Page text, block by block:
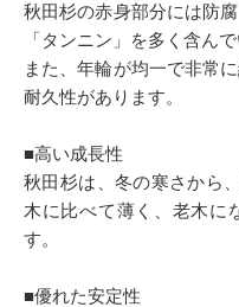
Q＆A
お気に入り
秋田杉の赤身部分には防
「タンニン」を多く含んで
また、年輪が均一で非常
耐久性があります。
■高い成長性
秋田杉は、冬の寒さから
木に比べて薄く、老木に
す。
■優れた安定性